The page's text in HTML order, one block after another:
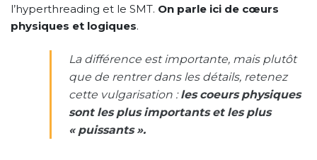
l’hyperthreading et le SMT. On parle ici de cœurs
physiques et logiques.
La différence est importante, mais plutôt
que de rentrer dans les détails, retenez
cette vulgarisation :les coeurs physiques
sont les plus importants et les plus
« puissants ».